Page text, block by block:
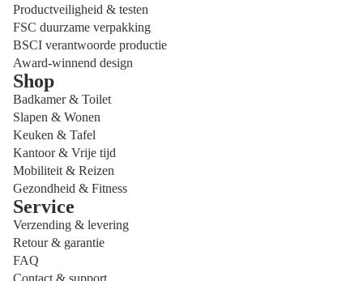
Productveiligheid & testen
FSC duurzame verpakking
BSCI verantwoorde productie
Award-winnend design
Shop
Badkamer & Toilet
Slapen & Wonen
Keuken & Tafel
Kantoor & Vrije tijd
Mobiliteit & Reizen
Gezondheid & Fitness
Service
Verzending & levering
Retour & garantie
FAQ
Terugbetalingsbeleid